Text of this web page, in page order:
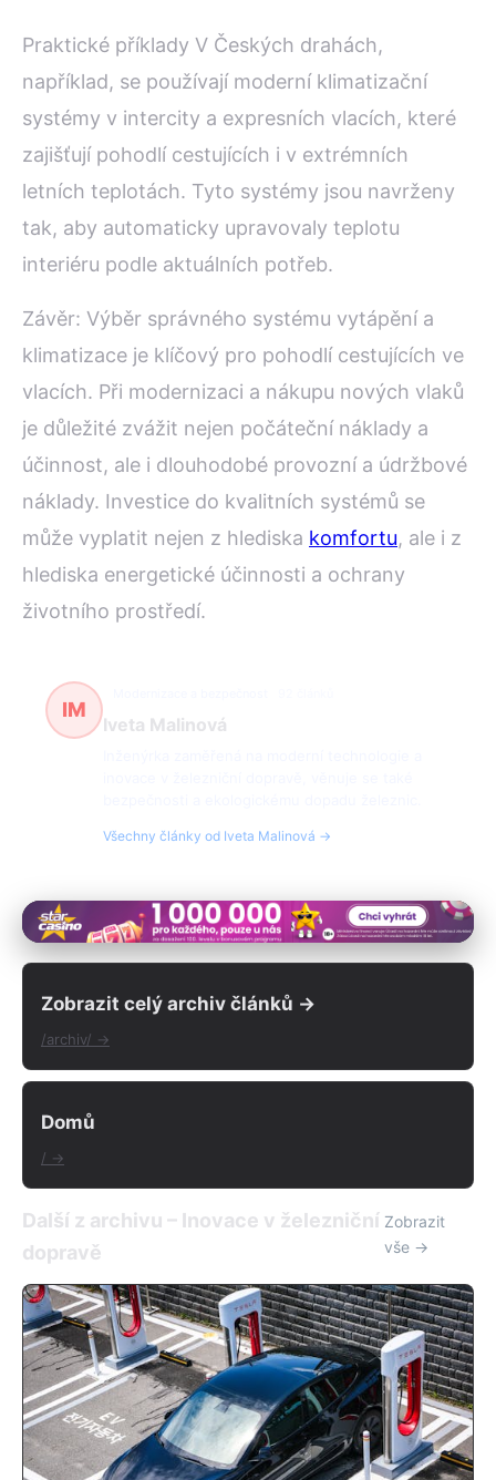
Praktické příklady V Českých drahách,
například, se používají moderní klimatizační
systémy v intercity a expresních vlacích, které
zajišťují pohodlí cestujících i v extrémních
letních teplotách. Tyto systémy jsou navrženy
tak, aby automaticky upravovaly teplotu
interiéru podle aktuálních potřeb.
Závěr: Výběr správného systému vytápění a
klimatizace je klíčový pro pohodlí cestujících ve
vlacích. Při modernizaci a nákupu nových vlaků
je důležité zvážit nejen počáteční náklady a
účinnost, ale i dlouhodobé provozní a údržbové
náklady. Investice do kvalitních systémů se
může vyplatit nejen z hlediska komfortu, ale i z
hlediska energetické účinnosti a ochrany
životního prostředí.
IM
Iveta Malinová
Všechny články od Iveta Malinová →
Zobrazit celý archiv článků →
/archiv/ →
Domů
/ →
Další z archivu – Inovace v železniční
dopravě
Zobrazit
vše →